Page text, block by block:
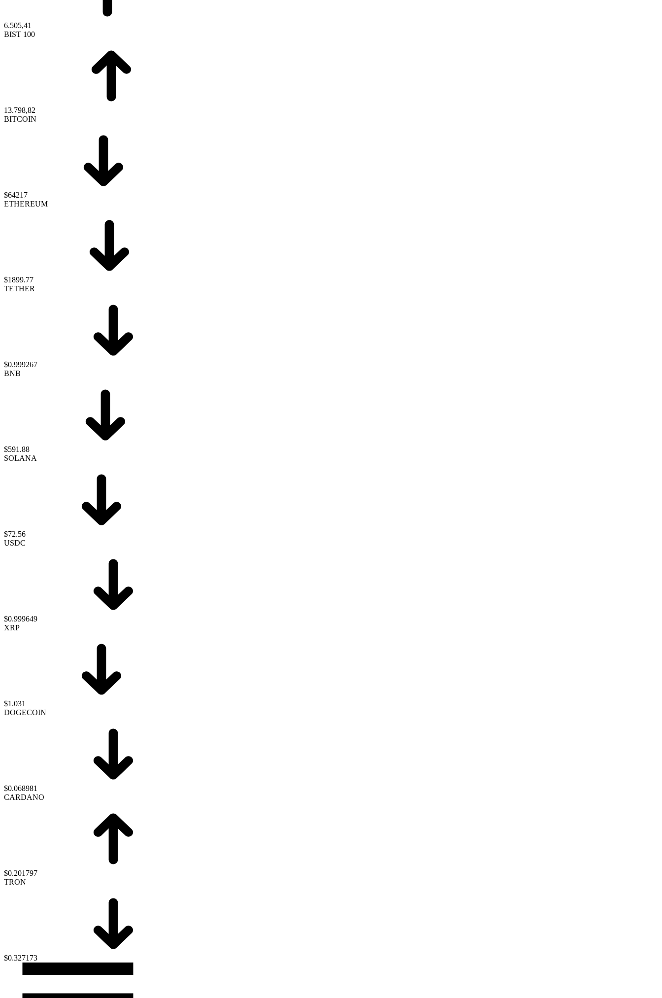
6.505,41
BIST 100
13.798,82
BITCOIN
$64217
ETHEREUM
$1899.77
TETHER
$0.999267
BNB
$591.88
SOLANA
$72.56
USDC
$0.999649
XRP
$1.031
DOGECOIN
$0.068981
CARDANO
$0.201797
TRON
$0.327173